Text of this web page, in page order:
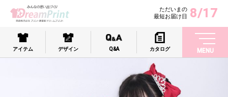
ただいまの
最短お届け日
8/17
アイテム デザイン Q&A カタログ MENU